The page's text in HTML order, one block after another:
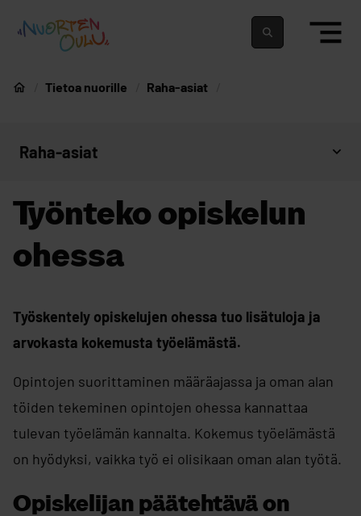
Nuortenoulu.fi etusivu
Nuorten Oulu
Tietoa nuorille Raha-asiat
Avaa sivujen valikko
Raha-asiat
Työnteko opiskelun
ohessa
Työskentely opiskelujen ohessa tuo lisätuloja ja
arvokasta kokemusta työelämästä.
Opintojen suorittaminen määräajassa ja oman alan
töiden tekeminen opintojen ohessa kannattaa
tulevan työelämän kannalta. Kokemus työelämästä
on hyödyksi, vaikka työ ei olisikaan oman alan työtä.
Opiskelijan päätehtävä on